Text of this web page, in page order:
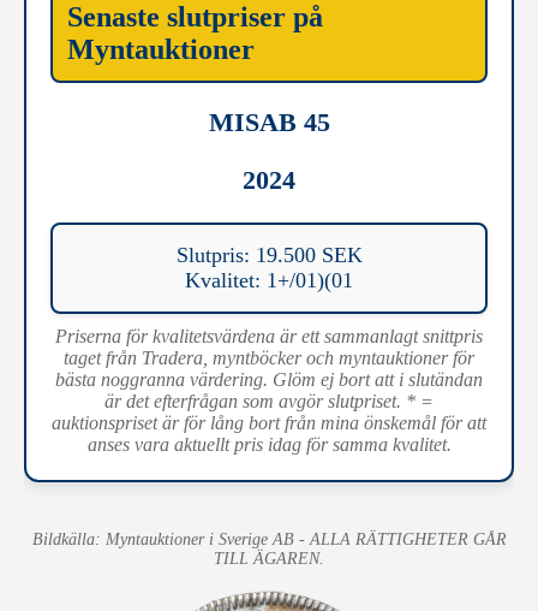
Senaste slutpriser på
Myntauktioner
MISAB 45
2024
Slutpris: 19.500 SEK
Kvalitet: 1+/01)(01
Priserna för kvalitetsvärdena är ett sammanlagt snittpris
taget från Tradera, myntböcker och myntauktioner för
bästa noggranna värdering. Glöm ej bort att i slutändan
är det efterfrågan som avgör slutpriset. * =
auktionspriset är för lång bort från mina önskemål för att
anses vara aktuellt pris idag för samma kvalitet.
Bildkälla: Myntauktioner i Sverige AB - ALLA RÄTTIGHETER GÅR
TILL ÄGAREN.